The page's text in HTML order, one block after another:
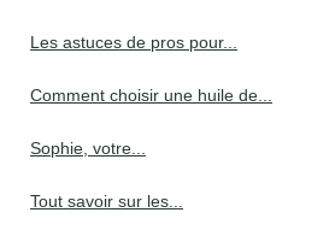
Les astuces de pros pour...
Comment choisir une huile de...
Sophie, votre...
Tout savoir sur les...